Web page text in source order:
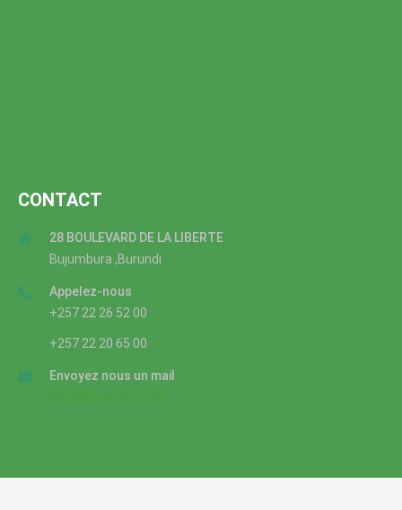
CONTACT
28 BOULEVARD DE LA LIBERTE
Bujumbura ,Burundi
Appelez-nous
+257 22 26 52 00
+257 22 20 65 00
Envoyez nous un mail